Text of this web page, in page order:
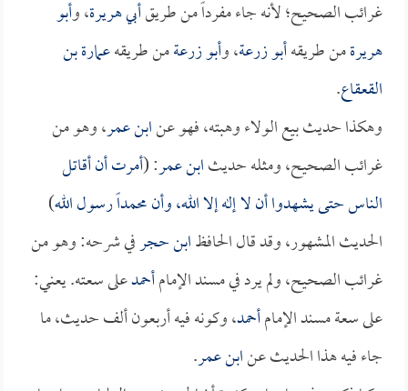
غرائب الصحيح؛ لأنه جاء مفرداً من طريقأبي هريرة، وأبو
هريرةمن طريقهأبو زرعة، وأبو زرعةمن طريقهعمارة بن
القعقاع.
وهكذا حديث بيع الولاء وهبته، فهو عنابن عمر، وهو من
غرائب الصحيح، ومثله حديثابن عمر: (أمرت أن أقاتل
الناس حتى يشهدوا أن لا إله إلا الله، وأن محمداً رسول الله)
الحديث المشهور، وقد قال الحافظابن حجرفي شرحه: وهو من
غرائب الصحيح، ولم يرد في مسند الإمامأحمدعلى سعته. يعني:
على سعة مسند الإمامأحمد، وكونه فيه أربعون ألف حديث، ما
جاء فيه هذا الحديث عنابن عمر.